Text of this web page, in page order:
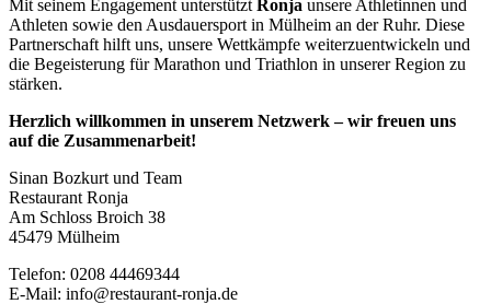
Mit seinem Engagement unterstützt Ronja unsere Athletinnen und
Athleten sowie den Ausdauersport in Mülheim an der Ruhr. Diese
Partnerschaft hilft uns, unsere Wettkämpfe weiterzuentwickeln und
die Begeisterung für Marathon und Triathlon in unserer Region zu
stärken.
Herzlich willkommen in unserem Netzwerk – wir freuen uns
auf die Zusammenarbeit!
Sinan Bozkurt und Team
Restaurant Ronja
Am Schloss Broich 38
45479 Mülheim
Telefon: 0208 44469344
E-Mail: info@restaurant-ronja.de